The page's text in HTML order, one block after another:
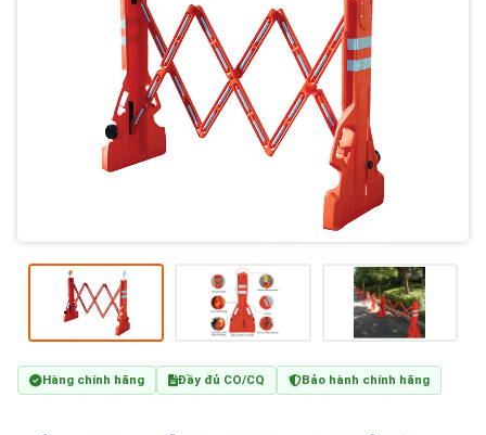
Hàng chính hãng Đầy đủ CO/CQ Bảo hành chính hãng